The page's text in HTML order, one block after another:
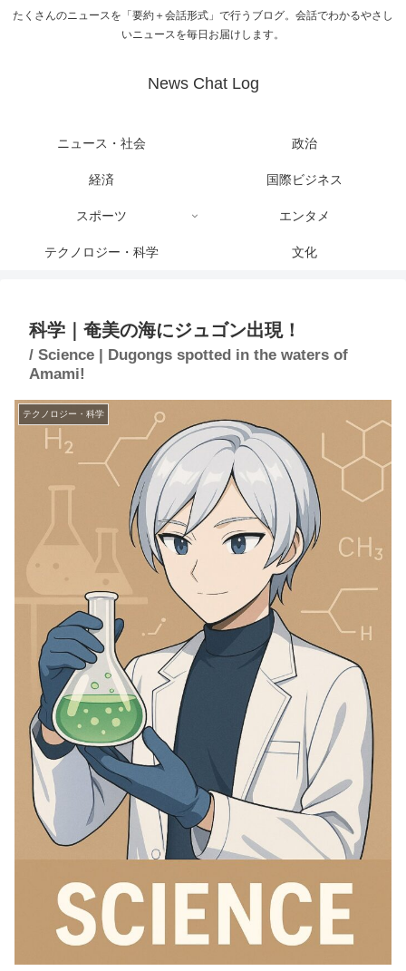
たくさんのニュースを「要約＋会話形式」で行うブログ。会話でわかるやさし
いニュースを毎日お届けします。
News Chat Log
ニュース・社会 政治
経済 国際ビジネス
スポーツ エンタメ
テクノロジー・科学 文化
科学｜奄美の海にジュゴン出現！
/ Science | Dugongs spotted in the waters of
Amami!
テクノロジー・科学